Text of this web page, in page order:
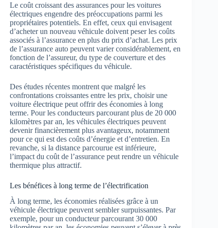
Le coût croissant des assurances pour les voitures
électriques engendre des préoccupations parmi les
propriétaires potentiels. En effet, ceux qui envisagent
d’acheter un nouveau véhicule doivent peser les coûts
associés à l’assurance en plus du prix d’achat. Les prix
de l’assurance auto peuvent varier considérablement, en
fonction de l’assureur, du type de couverture et des
caractéristiques spécifiques du véhicule.
Des études récentes montrent que malgré les
confrontations croissantes entre les prix, choisir une
voiture électrique peut offrir des économies à long
terme. Pour les conducteurs parcourant plus de 20 000
kilomètres par an, les véhicules électriques peuvent
devenir financièrement plus avantageux, notamment
pour ce qui est des coûts d’énergie et d’entretien. En
revanche, si la distance parcourue est inférieure,
l’impact du coût de l’assurance peut rendre un véhicule
thermique plus attractif.
Les bénéfices à long terme de l’électrification
À long terme, les économies réalisées grâce à un
véhicule électrique peuvent sembler surpuissantes. Par
exemple, pour un conducteur parcourant 30 000